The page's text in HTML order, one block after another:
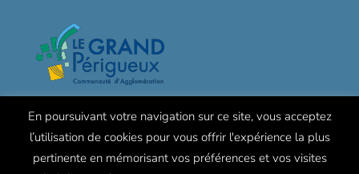
En poursuivant votre navigation sur ce site, vous acceptez
l’utilisation de cookies pour vous offrir l'expérience la plus
pertinente en mémorisant vos préférences et vos visites